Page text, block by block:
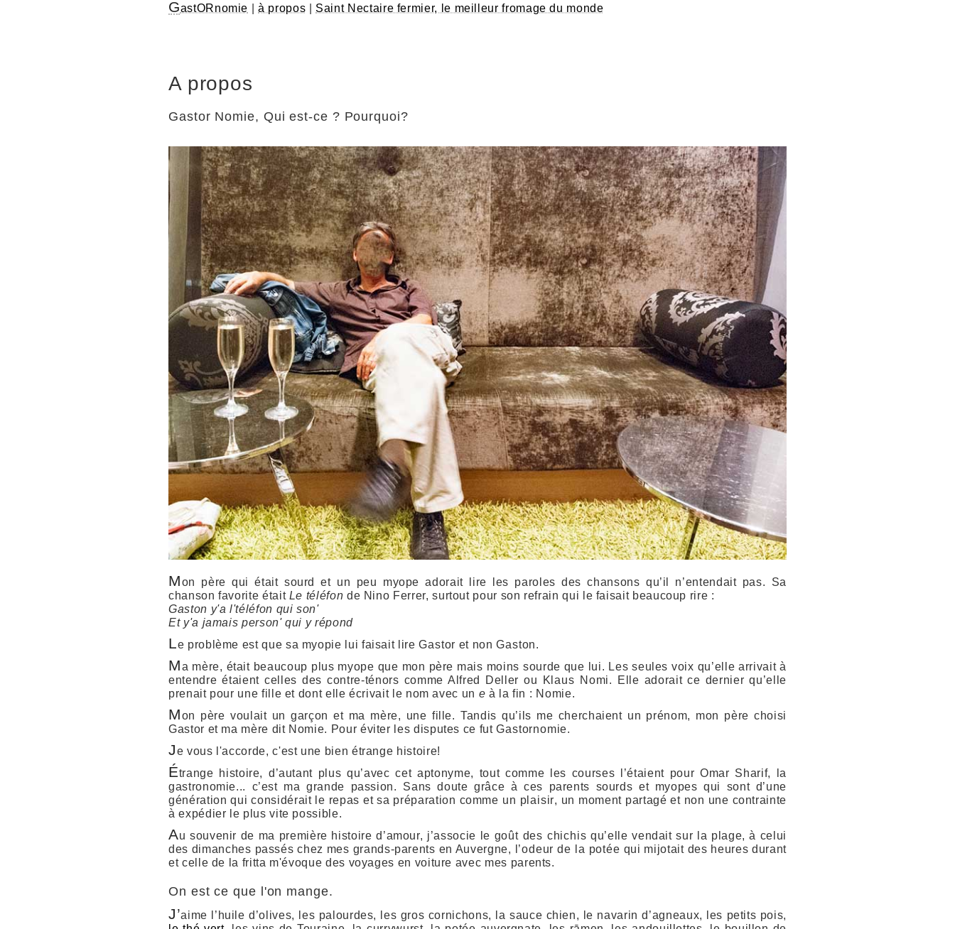
GastORnomie |à propos | Saint Nectaire fermier, le meilleur fromage du monde
A propos
Gastor Nomie, Qui est-ce ? Pourquoi?
Mon père qui était sourd et un peu myope adorait lire les paroles des chansons qu’il n’entendait pas. Sa
chanson favorite était Le téléfon de Nino Ferrer, surtout pour son refrain qui le faisait beaucoup rire :
Gaston y'a l'téléfon qui son'
Et y'a jamais person' qui y répond
Le problème est que sa myopie lui faisait lireGastor et nonGaston.
Ma mère, était beaucoup plus myope que mon père mais moins sourde que lui. Les seules voix qu’elle arrivait à
entendre étaient celles des contre-ténors comme Alfred Deller ou Klaus Nomi. Elle adorait ce dernier qu’elle
prenait pour une fille et dont elle écrivait le nom avec un e à la fin : Nomie.
Mon père voulait un garçon et ma mère, une fille. Tandis qu’ils me cherchaient un prénom, mon père choisi
Gastor et ma mère dit Nomie. Pour éviter les disputes ce futGastornomie.
Je vous l'accorde, c'est une bien étrange histoire!
Étrange histoire, d’autant plus qu’avec cet aptonyme, tout comme les courses l’étaient pour Omar Sharif, la
gastronomie... c’est ma grande passion. Sans doute grâce à ces parents sourds et myopes qui sont d’une
génération qui considérait le repas et sa préparation comme un plaisir, un moment partagé et non une contrainte
à expédier le plus vite possible.
Au souvenir de ma première histoire d’amour, j’associe le goût des chichis qu’elle vendait sur la plage, à celui
des dimanches passés chez mes grands-parents en Auvergne, l’odeur de la potée qui mijotait des heures durant
et celle de la fritta m'évoque des voyages en voiture avec mes parents.
On est ce que l'on mange.
J’aime l’huile d’olives, les palourdes, les gros cornichons, la sauce chien, le navarin d’agneaux, les petits pois,